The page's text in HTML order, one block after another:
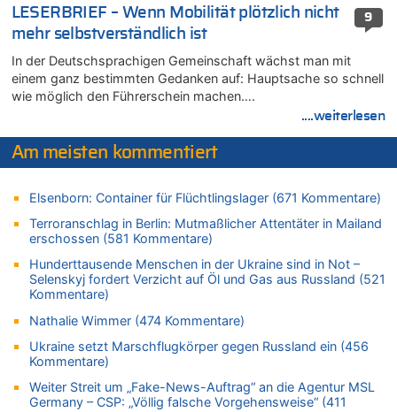
08.08.2026 - 14:47 von Peer Wermuth zu
Leipzig, Mechernich und die Frage: Wer steckt hinter den
Drohnen mit Strengstoff? War es Russland?
08.08.2026 - 14:29 von Achso Dax zu
In Belgien missachten zwei von drei Autofahrern das
Tempolimit in 30er-Zonen – Untersuchung von Vias
08.08.2026 - 13:23 von Hugo Egon Bernhard von Sinnen zu
Leipzig, Mechernich und die Frage: Wer steckt hinter den
08.08.2026 - 13:03 von WK zu
Kollision zwischen Autofahrer und Radfahrer an RAVeL-Weg
08.08.2026 - 12:56 von WK zu
Wasserstand des Rheins in NRW so niedrig wie noch nie
08.08.2026 - 12:29 von WK zu
In Belgien missachten zwei von drei Autofahrern das
Tempolimit in 30er-Zonen – Untersuchung von Vias
08.08.2026 - 12:01 von Hugo Egon Bernhard von Sinnen zu
Zurück an den Rhein: Hendrich wechselt zum 1. FC Köln
08.08.2026 - 11:39 von Dax zu
In Belgien missachten zwei von drei Autofahrern das
9
LESERBRIEF – Wenn Mobilität plötzlich nicht
mehr selbstverständlich ist
In der Deutschsprachigen Gemeinschaft wächst man mit
einem ganz bestimmten Gedanken auf: Hauptsache so schnell
wie möglich den Führerschein machen….
....weiterlesen
Am meisten kommentiert
Elsenborn: Container für Flüchtlingslager (671 Kommentare)
Terroranschlag in Berlin: Mutmaßlicher Attentäter in Mailand
erschossen (581 Kommentare)
Hunderttausende Menschen in der Ukraine sind in Not –
Selenskyj fordert Verzicht auf Öl und Gas aus Russland (521
Kommentare)
Nathalie Wimmer (474 Kommentare)
Ukraine setzt Marschflugkörper gegen Russland ein (456
Kommentare)
Weiter Streit um „Fake-News-Auftrag“ an die Agentur MSL
Germany – CSP: „Völlig falsche Vorgehensweise“ (411